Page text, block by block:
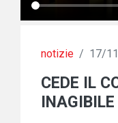
notizie / 17/
CEDE IL